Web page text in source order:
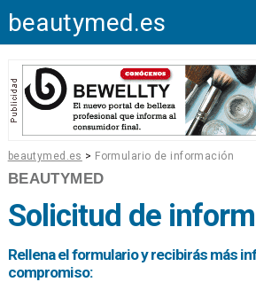
beautymed.es
beautymed.es > Formulario de información
BEAUTYMED
Solicitud de
Rellena el formulario y recibirás más
compromiso: